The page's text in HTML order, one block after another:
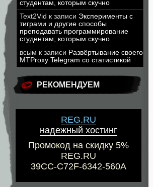
студентам, которым скучно
Text2Vid к записи Эксперименты с
тиграми и другие способы
преподавать программирование
студентам, которым скучно
всым к записи Развёртывание своего
MTProxy Telegram со статистикой
РЕКОМЕНДУЕМ
REG.RU
надежный хостинг
Промокод на скидку 5%
REG.RU
39CC-C72F-6342-560A